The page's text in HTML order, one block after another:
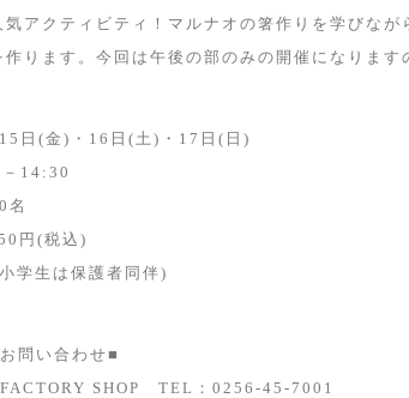
気アクティビティ！マルナオの箸作りを学びな
ります。今回は午後の部のみの開催になります
日(金)・16日(土)・17日(日)
14:30
名
円(税込)
学生は保護者同伴)
問い合わせ■
SHOP TEL：0256-45-7001